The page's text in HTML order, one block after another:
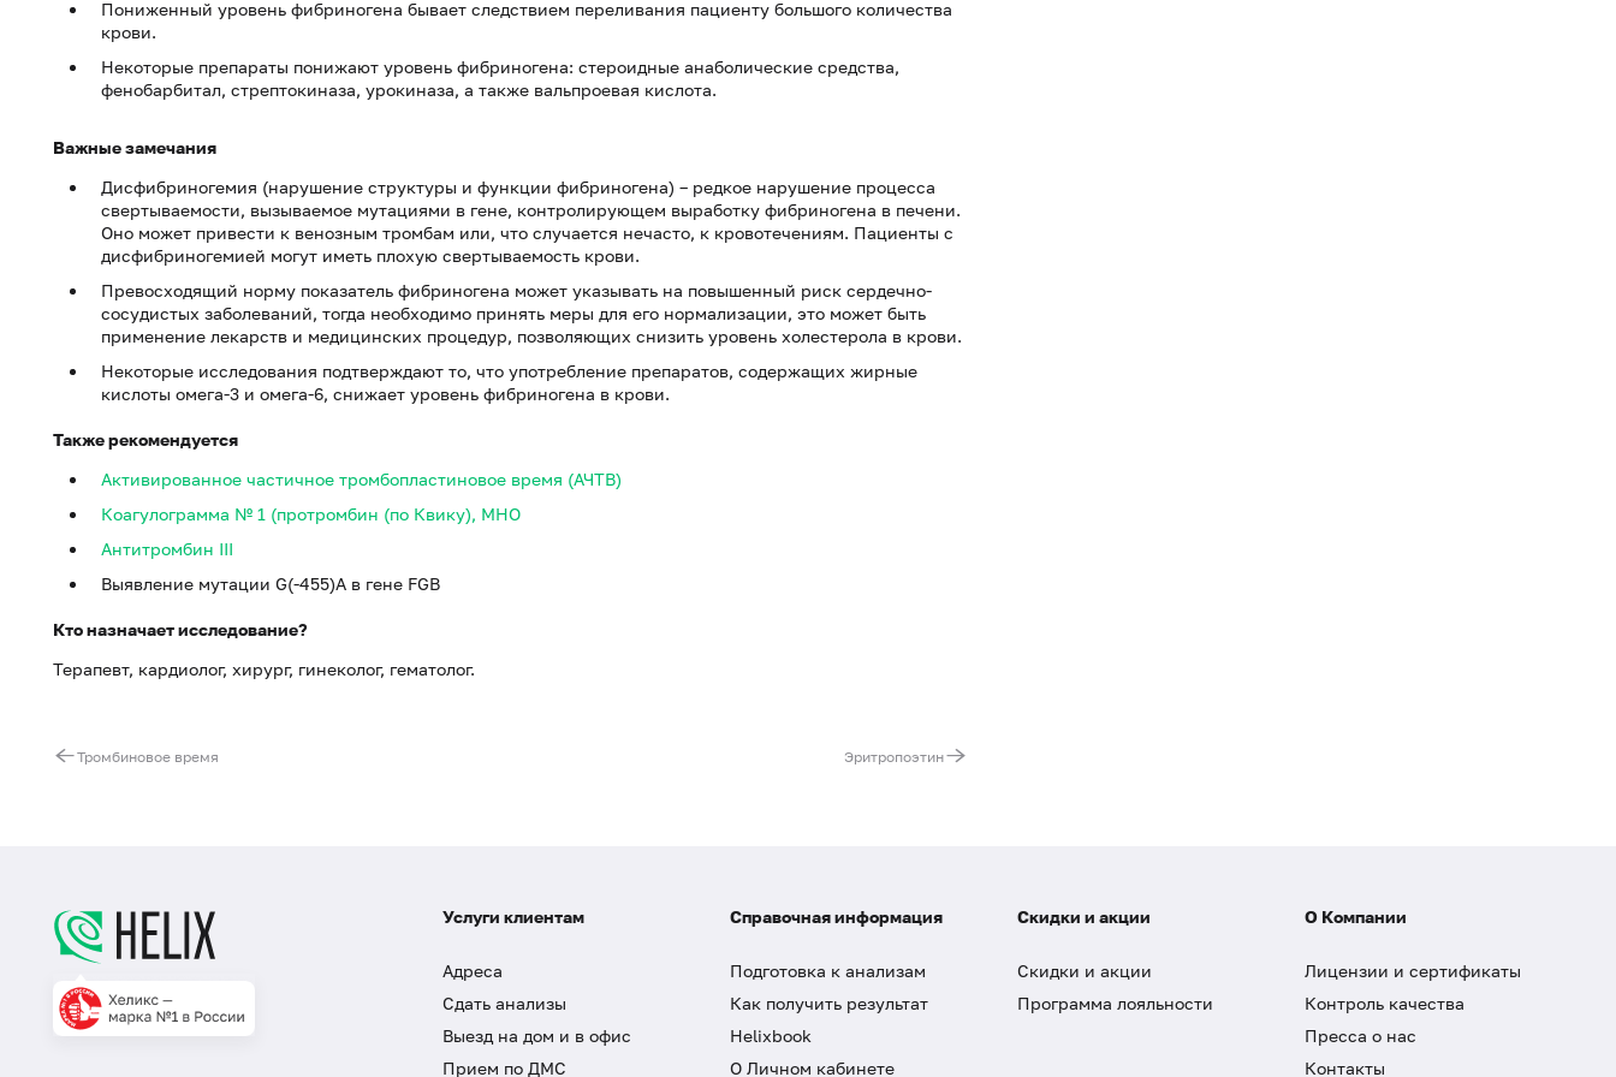
Пониженный уровень фибриногена бывает следствием переливания пациенту большого количества
крови.
Некоторые препараты понижают уровень фибриногена: стероидные анаболические средства,
фенобарбитал, стрептокиназа, урокиназа, а также вальпроевая кислота.
Важные замечания
Дисфибриногемия (нарушение структуры и функции фибриногена) – редкое нарушение процесса
свертываемости, вызываемое мутациями в гене, контролирующем выработку фибриногена в печени.
Оно может привести к венозным тромбам или, что случается нечасто, к кровотечениям. Пациенты с
дисфибриногемией могут иметь плохую свертываемость крови.
Превосходящий норму показатель фибриногена может указывать на повышенный риск сердечно-
сосудистых заболеваний, тогда необходимо принять меры для его нормализации, это может быть
применение лекарств и медицинских процедур, позволяющих снизить уровень холестерола в крови.
Некоторые исследования подтверждают то, что употребление препаратов, содержащих жирные
кислоты омега-3 и омега-6, снижает уровень фибриногена в крови.
Также рекомендуется
Активированное частичное тромбопластиновое время (АЧТВ)
Коагулограмма № 1 (протромбин (по Квику), МНО
Антитромбин III
Выявление мутации G(-455)A в гене FGB
Кто назначает исследование?
Терапевт, кардиолог, хирург, гинеколог, гематолог.
Тромбиновое время Эритропоэтин
Услуги клиентам
Адреса
Сдать анализы
Выезд на дом и в офис
Прием по ДМС
Справочная информация
Подготовка к анализам
Как получить результат
Helixbook
О Личном кабинете
Скидки и акции
Скидки и акции
Программа лояльности
О Компании
Лицензии и сертификаты
Контроль качества
Пресса о нас
Контакты